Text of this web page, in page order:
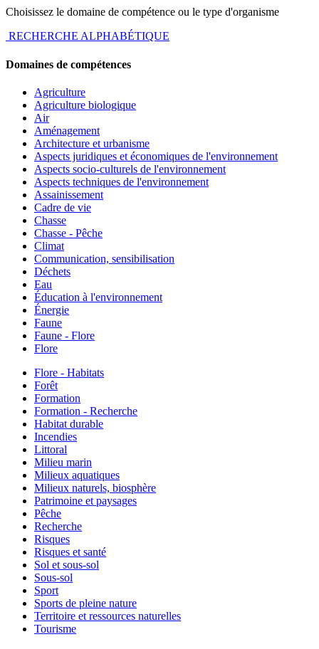
Choisissez le domaine de compétence ou le type d'organisme
RECHERCHE ALPHABÉTIQUE
Domaines de compétences
Agriculture
Agriculture biologique
Air
Aménagement
Architecture et urbanisme
Aspects juridiques et économiques de l'environnement
Aspects socio-culturels de l'environnement
Aspects techniques de l'environnement
Assainissement
Cadre de vie
Chasse
Chasse - Pêche
Climat
Communication, sensibilisation
Déchets
Eau
Éducation à l'environnement
Énergie
Faune
Faune - Flore
Flore
Flore - Habitats
Forêt
Formation
Formation - Recherche
Habitat durable
Incendies
Littoral
Milieu marin
Milieux aquatiques
Milieux naturels, biosphère
Patrimoine et paysages
Pêche
Recherche
Risques
Risques et santé
Sol et sous-sol
Sous-sol
Sport
Sports de pleine nature
Territoire et ressources naturelles
Tourisme